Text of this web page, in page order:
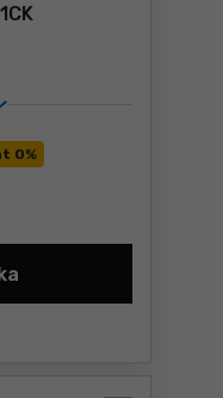
0%
Makita HG6531CK